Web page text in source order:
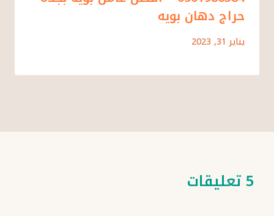
حراج دهان بويه
يناير 31, 2023
5 تعليقات